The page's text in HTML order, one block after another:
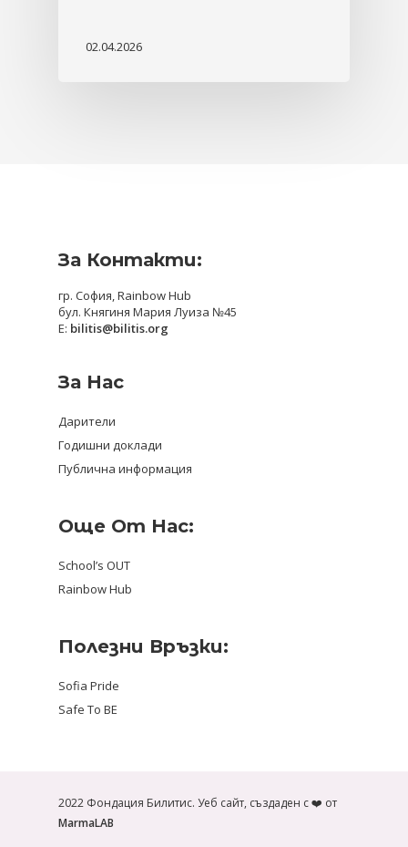
02.04.2026
За Контакти:
гр. София, Rainbow Hub
бул. Княгиня Мария Луиза №45
E: bilitis@bilitis.org
За Нас
Дарители
Годишни доклади
Публична информация
Още От Нас:
School’s OUT
Rainbow Hub
Полезни Връзки:
Sofia Pride
Safe To BE
2022 Фондация Билитис. Уеб сайт, създаден с ❤️ от
MarmaLAB